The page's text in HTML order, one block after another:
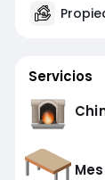
Servicios